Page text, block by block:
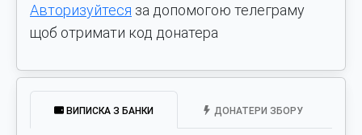
Авторизуйтеся за допомогою телеграму
щоб отримати код донатера
ВИПИСКА З БАНКИ ДОНАТЕРИ ЗБОРУ